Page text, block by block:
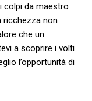
colpi da maestro
ricchezza non
che un
a scoprire ‍i volti
l’opportunità di